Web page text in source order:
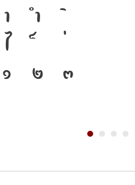
า
ำ
ไ
๑ ๒
๓